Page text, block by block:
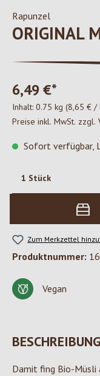
Rapunzel
ORIGINAL
6,49 €*
Inhalt: 0.75 kg (8,65 € /
Preise inkl. MwSt. zzgl.
Sofort verfügbar,
Zum Merkzettel
Produktnummer:
Vegan
BESCHREIBUNG
Damit fing Bio-Müsli